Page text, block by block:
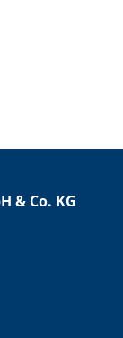
& Co. KG